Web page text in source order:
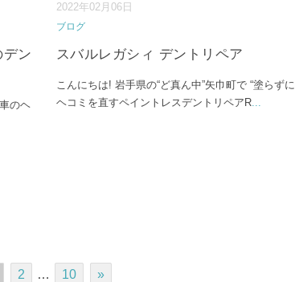
ン
のヘ
2022年02月06日
ブログ
スバルレガシィ デントリペア
こんにちは! 岩手県の“ど真ん中”矢巾町で “塗らずに
ヘコミを直すペイントレスデントリペアR...
2 … 10 »